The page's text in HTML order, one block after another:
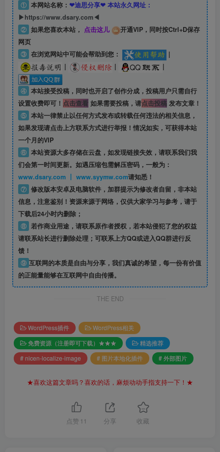
① 本网站名称： ❤迪思分享❤ 本站永久网址：
▶https://www.dsary.com◀
② 如果您喜欢本站， 点击这儿
开通VIP，同时按Ctrl+D保存
网页
③ 在浏览网站中可能会帮助到您：
|
|
| |
④ 本站接受投稿，同时也开启了创作分成，投稿用户只需自行
设置收费即可！ 点击查看如果需要投稿，请点击投稿发布文章！
⑤ 本站一律禁止以任何方式发布或转载任何违法的相关信息，
如果发现请点击上方联系方式进行举报！情况如实，可获得本站
一个月的VIP
⑥ 本站资源大多存储在云盘，如发现链接失效，请联系我们我
们会第一时间更新。如遇压缩包需解压密码，一般为：
www.dsary.com 丨 www.syymw.com请知悉！
⑦ 修改版本安卓及电脑软件，加群提示为修改者自留， 非本站
信息，注意鉴别！资源来源于网络，仅供大家学习与参考，请于
下载后24小时内删除；
⑧ 若作商业用途，请联系原作者授权，若本站侵犯了您的权益
请联系站长进行删除处理；可联系上方QQ或进入QQ群进行反
馈！
⑨ 互联网的本质是自由与分享，我们真诚的希望，每一份有价值
的正能量能够在互联网中自由传播。
THE END
WordPress插件
WordPress相关
免费资源（注册即可下载）★★★
精选推荐
# nicen-localize-image
# 图片本地化插件 # 外部图片
★喜欢这篇文章吗？喜欢的话，麻烦动动手指支持一下！★
点赞 11 分享 收藏